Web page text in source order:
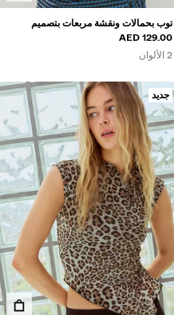
توب بحمالات ونقشة مربعات بتصميم
منكمش
129.00 AED
2 الألوان
جديد